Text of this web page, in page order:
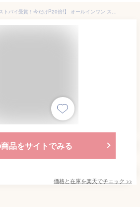
【MONOQLO年間ベストバイ受賞！今だけP20倍!】 オールインワン スキンケア オールインワンジェル トラネキサム酸 時短 レディース メンズ 保湿 美白 ジェル ニキビ 肌荒れ 化粧水 乳液 美容液 医薬部外品 しみ シワ NALC 薬用スリープロテクトジェル 敏感肌 乾燥肌
品をサイトでみる
価格と在庫を楽天でチェック >>